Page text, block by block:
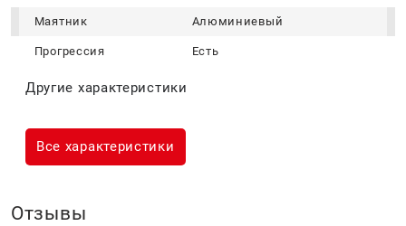
Маятник Алюминиевый
Прогрессия Есть
Другие характеристики
Все характеристики
Отзывы